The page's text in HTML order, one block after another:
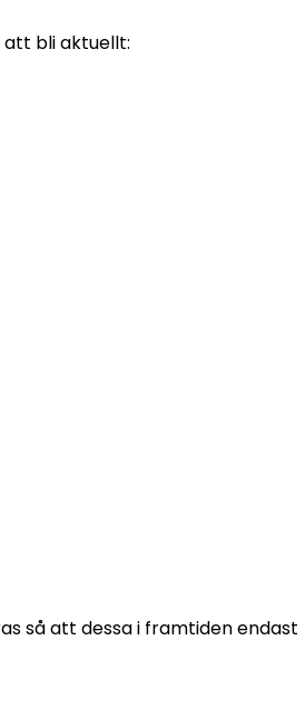
bli aktuellt:
så att dessa i framtiden endast